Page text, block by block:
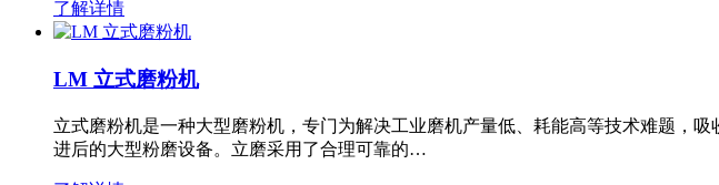
了解详情
LM 立式磨粉机
立式磨粉机是一种大型磨粉机，专门为解决工业磨机产量低、耗能高等技术难题，
进后的大型粉磨设备。立磨采用了合理可靠的…